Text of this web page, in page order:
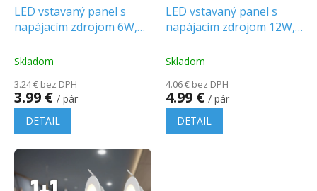
u
LED vstavaný panel s
napájacím zdrojom 6W,
zadarmo!
Skladom
3.24 € bez DPH
3.99 € / pár
DETAIL
LED vstavaný panel s
napájacím zdrojom 12W,
zadarmo!
Skladom
4.06 € bez DPH
4.99 € / pár
DETAIL